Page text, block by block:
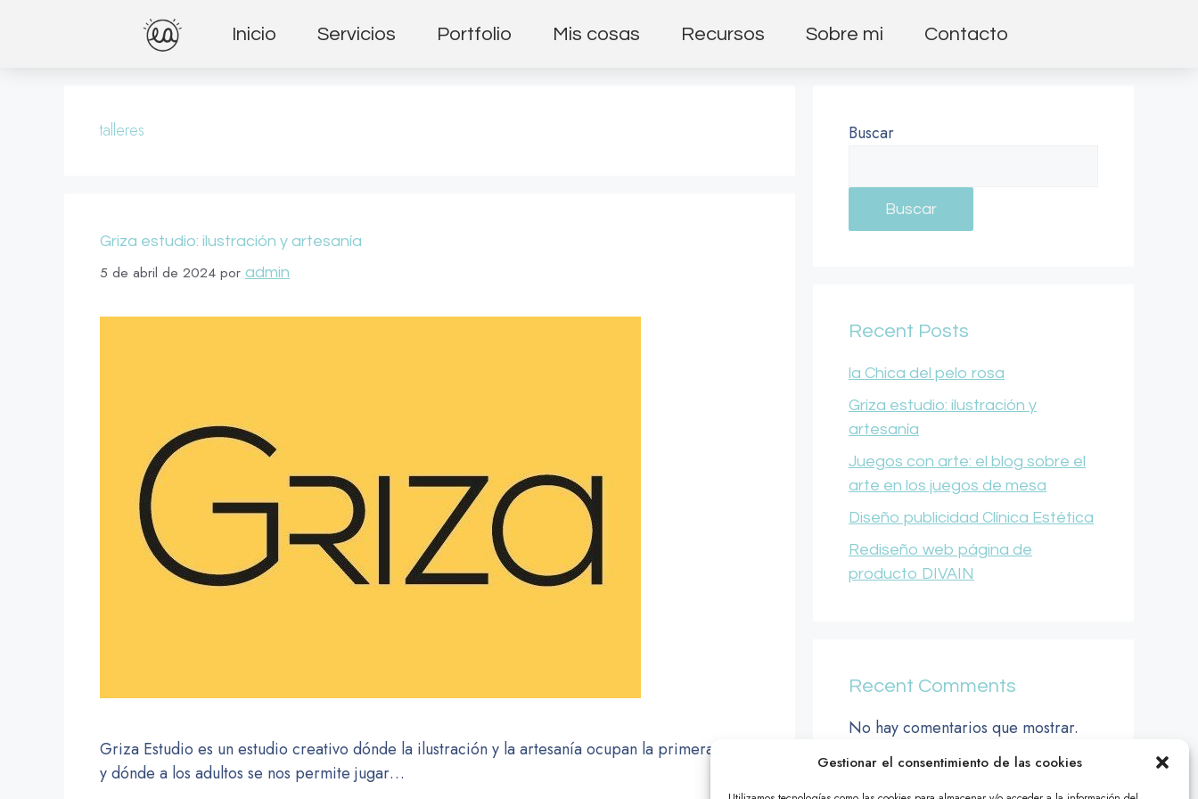
Gestionar el consentimiento de las cookies
Inicio Servicios Portfolio Mis cosas Recursos Sobre mi Contacto
talleres
Griza estudio: ilustración y artesanía
5 de abril de 2024 por admin
Griza Estudio es un estudio creativo dónde la ilustración y la artesanía ocupan la primera plana
y dónde a los adultos se nos permite jugar…
Buscar
Buscar
Recent Posts
la Chica del pelo rosa
Griza estudio: ilustración y
artesanía
Juegos con arte: el blog sobre el
arte en los juegos de mesa
Diseño publicidad Clínica Estética
Rediseño web página de
producto DIVAIN
Recent Comments
No hay comentarios que mostrar.